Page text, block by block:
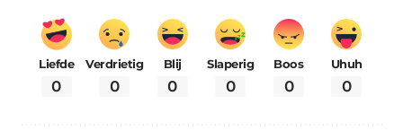
Liefde
0
Verdrietig
0
Blij
0
Slaperig
0
Boos
0
Uhuh
0